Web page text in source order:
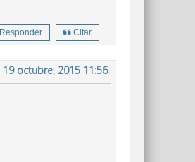
Responder Citar
19 octubre, 2015 11:56